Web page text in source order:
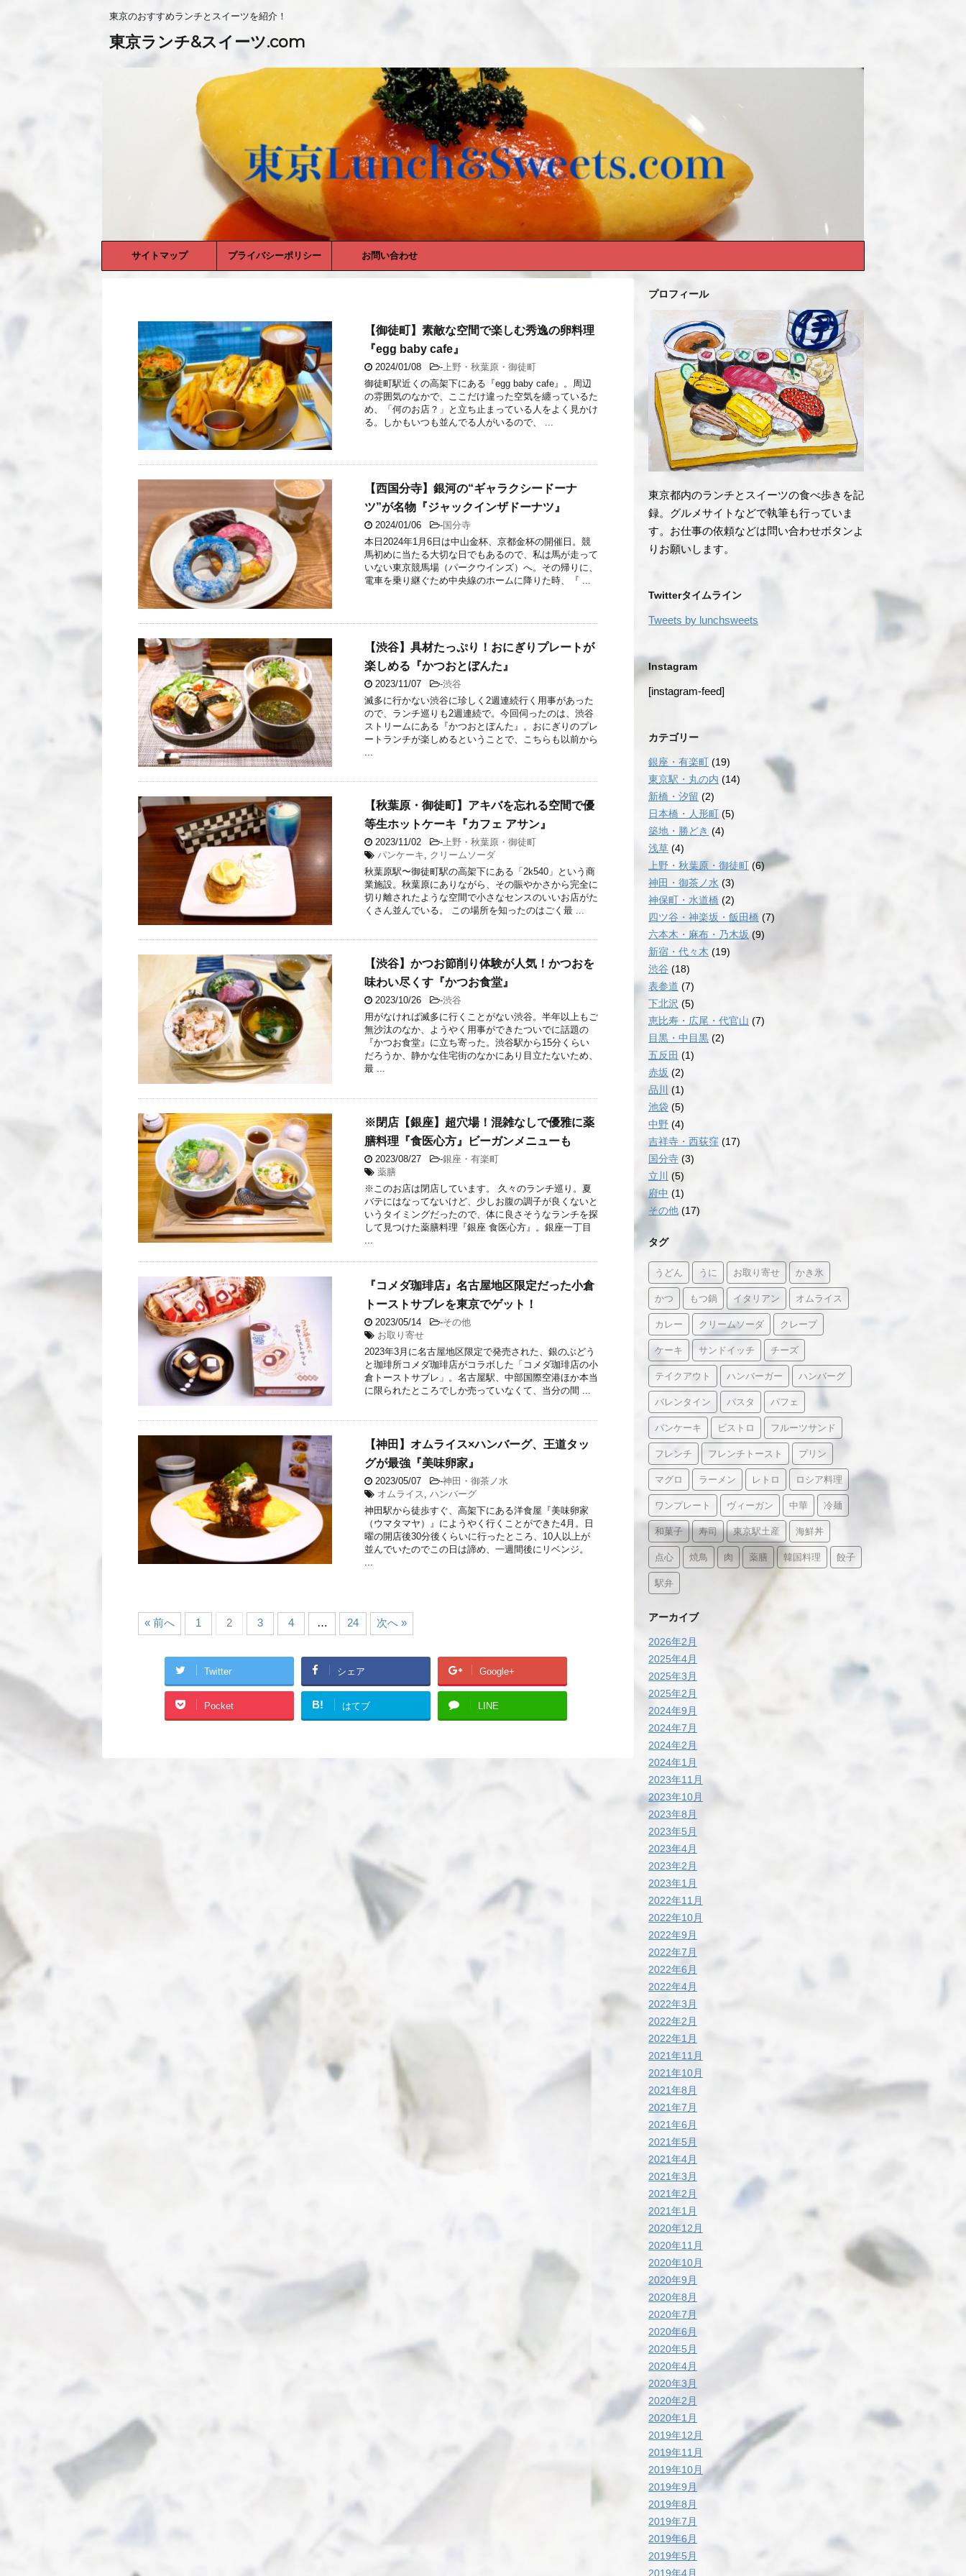
東京のおすすめランチとスイーツを紹介！
東京ランチ&スイーツ.com
サイトマップ プライバシーポリシー お問い合わせ
【御徒町】素敵な空間で楽しむ秀逸の卵料理
『egg baby cafe』
2024/01/08 - 上野・秋葉原・御徒町
御徒町駅近くの高架下にある『egg baby cafe』。周辺
の雰囲気のなかで、ここだけ違った空気を纏っているた
め、「何のお店？」と立ち止まっている人をよく見かけ
る。しかもいつも並んでる人がいるので、 ...
【西国分寺】銀河の“ギャラクシードーナ
ツ”が名物『ジャックインザドーナツ』
2024/01/06 -国分寺
本日2024年1月6日は中山金杯、京都金杯の開催日。競
馬初めに当たる大切な日でもあるので、私は馬が走って
いない東京競馬場（パークウインズ）へ。その帰りに、
電車を乗り継ぐため中央線のホームに降りた時、『 ...
【渋谷】具材たっぷり！おにぎりプレートが
楽しめる『かつおとぼんた』
2023/11/07 -渋谷
滅多に行かない渋谷に珍しく2週連続行く用事があった
ので、ランチ巡りも2週連続で。今回伺ったのは、渋谷
ストリームにある『かつおとぼんた』。おにぎりのプレ
ートランチが楽しめるということで、こちらも以前から
...
【秋葉原・御徒町】アキバを忘れる空間で優
等生ホットケーキ『カフェ アサン』
2023/11/02 -上野・秋葉原・御徒町
パンケーキ, クリームソーダ
秋葉原駅〜御徒町駅の高架下にある「2k540」という商
業施設。秋葉原にありながら、その賑やかさから完全に
切り離されたような空間で小さなセンスのいいお店がた
くさん並んでいる。 この場所を知ったのはごく最 ...
【渋谷】かつお節削り体験が人気！かつおを
味わい尽くす『かつお食堂』
2023/10/26 -渋谷
用がなければ滅多に行くことがない渋谷。半年以上もご
無沙汰のなか、ようやく用事ができたついでに話題の
『かつお食堂』に立ち寄った。渋谷駅から15分くらい
だろうか、静かな住宅街のなかにあり目立たないため、
最 ...
※閉店【銀座】超穴場！混雑なしで優雅に薬
膳料理『食医心方』ビーガンメニューも
2023/08/27 -銀座・有楽町
薬膳
※このお店は閉店しています。 久々のランチ巡り。夏
バテにはなってないけど、少しお腹の調子が良くないと
いうタイミングだったので、体に良さそうなランチを探
して見つけた薬膳料理『銀座 食医心方』。銀座一丁目
...
『コメダ珈琲店』名古屋地区限定だった小倉
トーストサブレを東京でゲット！
2023/05/14 -その他
お取り寄せ
2023年3月に名古屋地区限定で発売された、銀のぶどう
と珈琲所コメダ珈琲店がコラボした「コメダ珈琲店の小
倉トーストサブレ」。名古屋駅、中部国際空港ほか本当
に限られたところでしか売っていなくて、当分の間 ...
【神田】オムライス×ハンバーグ、王道タッ
グが最強『美味卵家』
2023/05/07 -神田・御茶ノ水
オムライス , ハンバーグ
神田駅から徒歩すぐ、高架下にある洋食屋『美味卵家
（ウマタマヤ）』にようやく行くことができた4月。日
曜の開店後30分後くらいに行ったところ、10人以上が
並んでいたのでこの日は諦め、一週間後にリベンジ。
...
« 前へ 1 2 3 4 … 24 次へ »
Twitter シェア Google+
Pocket B! はてブ LINE
プロフィール
東京都内のランチとスイーツの食べ歩きを記
録。グルメサイトなどで執筆も行っていま
す。お仕事の依頼などは問い合わせボタンよ
りお願いします。
Twitterタイムライン
Tweets by lunchsweets
Instagram
[instagram-feed]
カテゴリー
銀座・有楽町 (19)
東京駅・丸の内 (14)
新橋・汐留 (2)
日本橋・人形町 (5)
築地・勝どき (4)
浅草 (4)
上野・秋葉原・御徒町 (6)
神田・御茶ノ水 (3)
神保町・水道橋 (2)
四ツ谷・神楽坂・飯田橋 (7)
六本木・麻布・乃木坂 (9)
新宿・代々木 (19)
渋谷 (18)
表参道 (7)
下北沢 (5)
恵比寿・広尾・代官山 (7)
目黒・中目黒 (2)
五反田 (1)
赤坂 (2)
品川
(1)
池袋 (5)
中野 (4)
吉祥寺・西荻窪 (17)
国分寺 (3)
立川
(5)
府中 (1)
その他 (17)
タグ
うどん うに お取り寄せ かき氷
かつ もつ鍋 イタリアン オムライス
カレー クリームソーダ クレープ
ケーキ サンドイッチ チーズ
テイクアウト ハンバーガー ハンバーグ
バレンタイン パスタ パフェ
パンケーキ ビストロ フルーツサンド
フレンチ フレンチトースト プリン
マグロ ラーメン レトロ ロシア料理
ワンプレート ヴィーガン 中華 冷麺
和菓子 寿司 東京駅土産 海鮮丼
点心 焼鳥 肉 薬膳 韓国料理 餃子
駅弁
アーカイブ
2026年2月
2025年4月
2025年3月
2025年2月
2024年9月
2024年7月
2024年2月
2024年1月
2023年11月
2023年10月
2023年8月
2023年5月
2023年4月
2023年2月
2023年1月
2022年11月
2022年10月
2022年9月
2022年7月
2022年6月
2022年4月
2022年3月
2022年2月
2022年1月
2021年11月
2021年10月
2021年8月
2021年7月
2021年6月
2021年5月
2021年4月
2021年3月
2021年2月
2021年1月
2020年12月
2020年11月
2020年10月
2020年9月
2020年8月
2020年7月
2020年6月
2020年5月
2020年4月
2020年3月
2020年2月
2020年1月
2019年12月
2019年11月
2019年10月
2019年9月
2019年8月
2019年7月
2019年6月
2019年5月
2019年4月